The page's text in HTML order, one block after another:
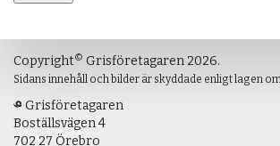
Copyright© Grisföretagaren 2026.
Sidans innehåll och bilder är skyddade enligt lagen
Grisföretagaren
Boställsvägen 4
702 27 Örebro